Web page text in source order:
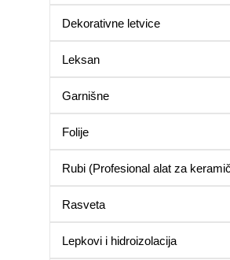
Dekorativne letvice
Leksan
Garnišne
Folije
Rubi (Profesional alat za
Rasveta
Lepkovi i hidroizolacija